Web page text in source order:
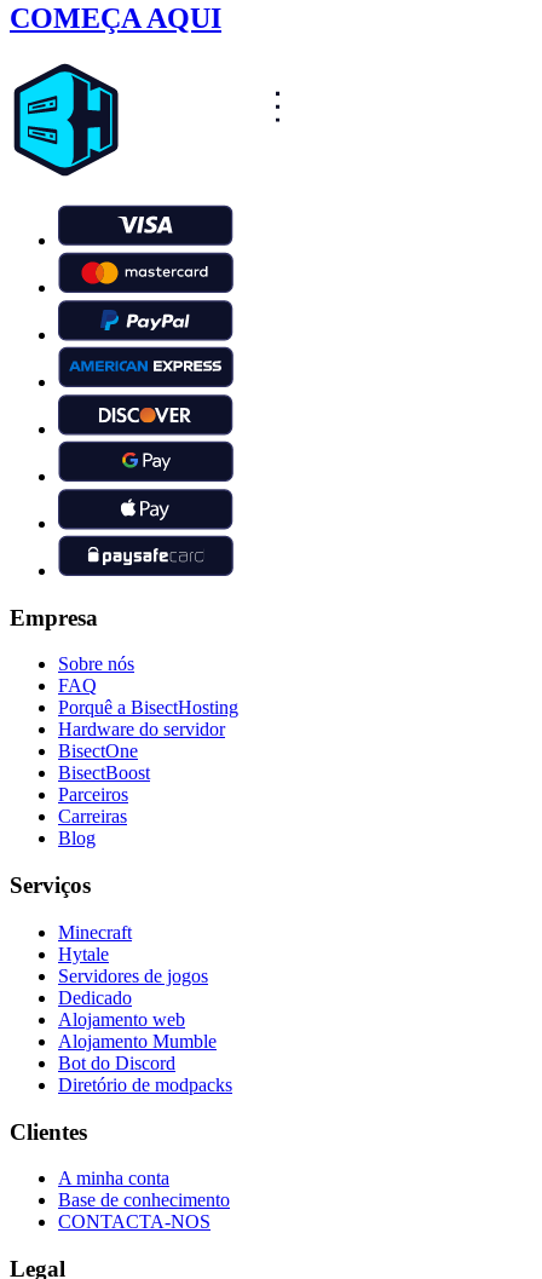
COMEÇA AQUI
Empresa
Sobre nós
FAQ
Porquê a BisectHosting
Hardware do servidor
BisectOne
BisectBoost
Parceiros
Carreiras
Blog
Serviços
Minecraft
Hytale
Servidores de jogos
Dedicado
Alojamento web
Alojamento Mumble
Bot do Discord
Diretório de modpacks
Clientes
A minha conta
Base de conhecimento
CONTACTA-NOS
Legal